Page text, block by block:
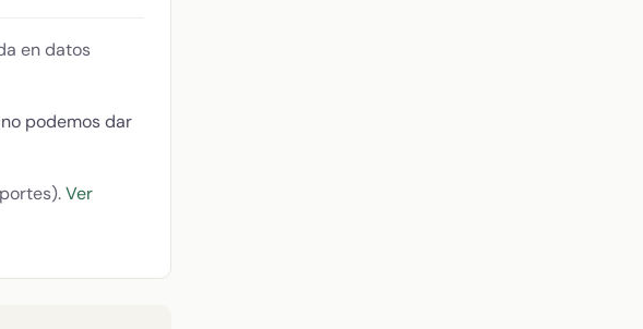
en datos
podemos dar
Ver